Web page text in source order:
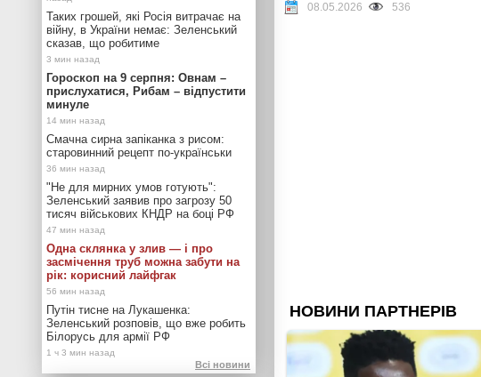
08.05.2026
536
Таких грошей, які Росія витрачає на
війну, в України немає: Зеленський
сказав, що робитиме
Гороскоп на 9 серпня: Овнам –
прислухатися, Рибам – відпустити
минуле
Смачна сирна запіканка з рисом:
старовинний рецепт по-українськи
"Не для мирних умов готують":
Зеленський заявив про загрозу 50
тисяч військових КНДР на боці РФ
Одна склянка у злив — і про
засмічення труб можна забути на
рік: корисний лайфгак
Путін тисне на Лукашенка:
Зеленський розповів, що вже робить
Білорусь для армії РФ
Всі новини